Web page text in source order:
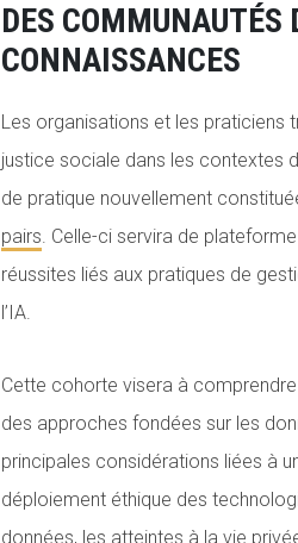
DES COMMUNAUTÉS
CONNAISSANCES
Les organisations et les praticiens
justice sociale dans les contextes
de pratique nouvellement
pairs. Celle-ci servira de
réussites liés aux pratiques de
l’IA.
Cette cohorte visera à
des approches fondées sur les
principales considérations liées à
déploiement éthique des
données, les atteintes à la vie